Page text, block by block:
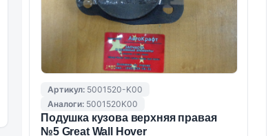
Артикул: 5001520-K00
Аналоги: 5001520K00
Подушка кузова верхняя правая
№5 Great Wall Hover